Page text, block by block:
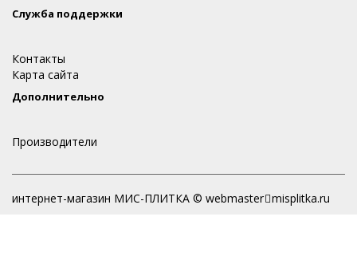
Служба поддержки
Контакты
Карта сайта
Дополнительно
Производители
интернет-магазин МИС-ПЛИТКА © webmaster misplitka.ru